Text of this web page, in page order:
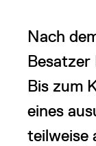
Nach
Besatzer
Bis zum
eines
teilweise